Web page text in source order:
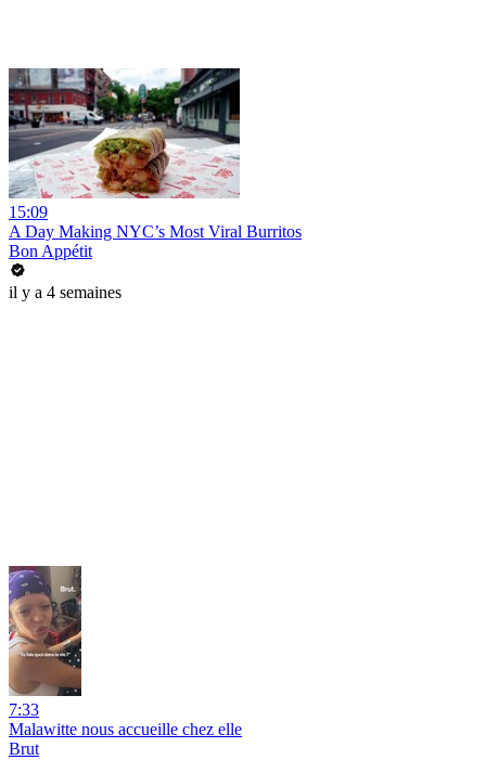
15:09
A Day Making NYC’s Most Viral Burritos
Bon Appétit
il y a 4 semaines
7:33
Malawitte nous accueille chez elle
Brut